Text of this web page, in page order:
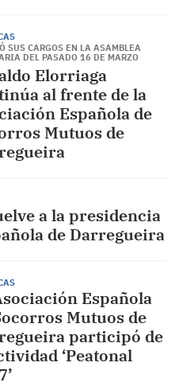
SUS CARGOS EN LA ASAMBLEA
DEL PASADO 16 DE MARZO
Elorriaga
al frente de la
Española de
Mutuos de
a la presidencia
de Darregueira
Española
Mutuos de
participó de
‘Peatonal